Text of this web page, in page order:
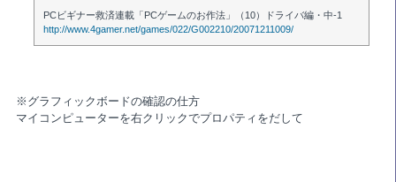
PCビギナー救済連載「PCゲームのお作法」（10）ドライバ編・中-1
http://www.4gamer.net/games/022/G002210/20071211009/
※グラフィックボードの確認の仕方
マイコンピューターを右クリックでプロパティをだして